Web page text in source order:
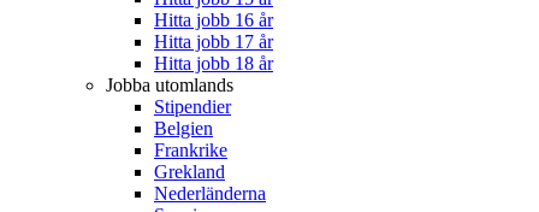
Hitta jobb 16 år
Hitta jobb 17 år
Hitta jobb 18 år
Jobba utomlands
Stipendier
Belgien
Frankrike
Grekland
Nederländerna